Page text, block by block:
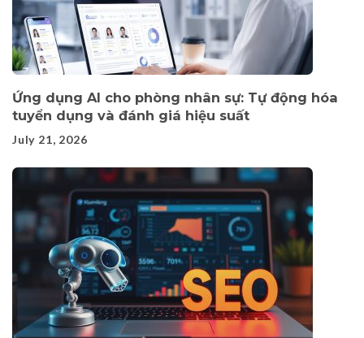
Ứng dụng AI cho phòng nhân sự: Tự động hóa
tuyển dụng và đánh giá hiệu suất
July 21, 2026